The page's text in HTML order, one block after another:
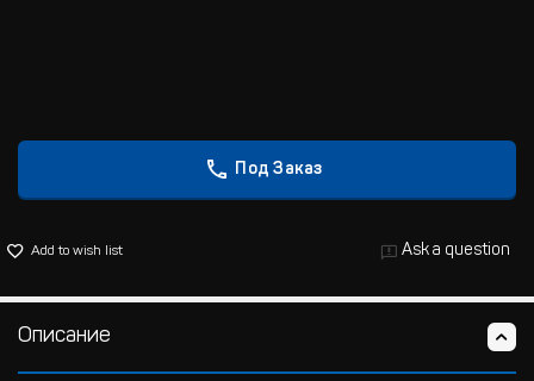
Под Заказ
Add to wish list Ask a question
Описание